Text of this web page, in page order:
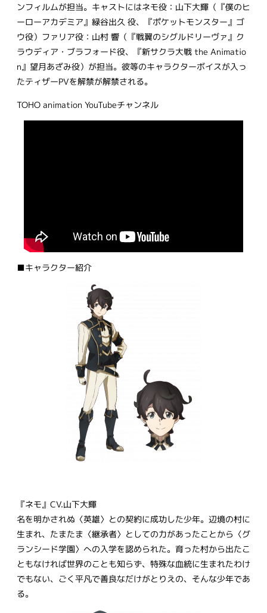
ンフィルムが担当。キャストにはネモ役：山下大輝（『僕のヒ
ーローアカデミア』緑谷出久 役、『ポケットモンスター』ゴ
ウ役）ファリア役：山村 響（『戦翼のシグルドリーヴァ』ク
ラウディア・ブラフォード役、『新サクラ大戦 the Animatio
n』望月あざみ役）が担当。彼等のキャラクターボイスが入っ
たティザーPVを解禁が解禁される。
TOHO animation YouTubeチャンネル
■キャラクター紹介
『ネモ』CV.山下大輝
名を明かされぬ〈英雄〉との契約に成功した少年。辺境の村に
生まれ、たまたま〈継承者〉としての力があったことから〈グ
ランシード学園〉への入学を認められた。育った村から出たこ
ともなければ世界のことも知らず、特殊な血統に生まれたわけ
でもない、ごく平凡で善良なだけがとりえの、そんな少年であ
る。